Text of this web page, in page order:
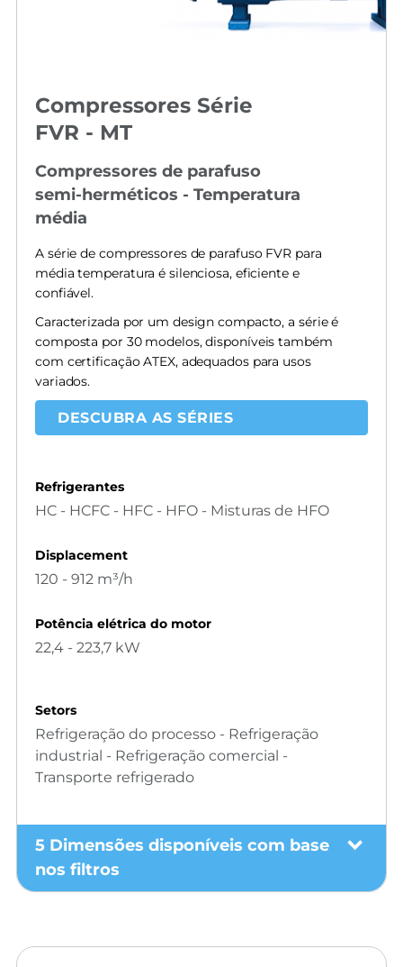
Compressores Série
FVR - MT
Compressores de parafuso
semi-herméticos - Temperatura
média
A série de compressores de parafuso FVR para
média temperatura é silenciosa, eficiente e
confiável.
Caracterizada por um design compacto, a série é
composta por 30 modelos, disponíveis também
com certificação ATEX, adequados para usos
variados.
DESCUBRA AS SÉRIES
Refrigerantes
HC - HCFC - HFC - HFO - Misturas de HFO
Displacement
120 - 912 m³/h
Potência elétrica do motor
22,4 - 223,7 kW
Setors
Refrigeração do processo - Refrigeração
industrial - Refrigeração comercial -
Transporte refrigerado
5 Dimensões disponíveis com base
nos filtros